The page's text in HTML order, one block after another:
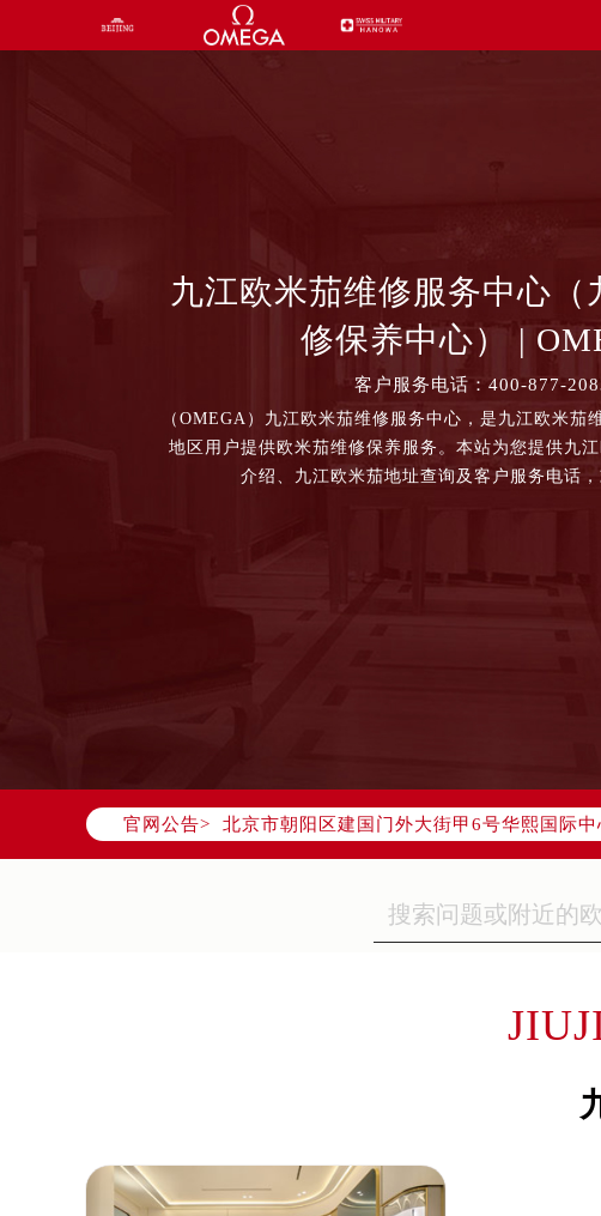
九江欧米茄维修服务中心（
修保养中心） |
客户服务电话：400-877-
（OMEGA）九江欧米茄维修服务中心，是九江欧米茄
地区用户提供欧米茄维修保养服务。本站为您提供九
介绍、九江欧米茄地址查询及客户服务电话，
官网公告>
欧米茄官方全国统一服务热线400-877-
北京市朝阳区建国门外大街甲6号华熙国际
天津市和平区赤峰道136号天津国际金融中
上海市徐汇区虹桥路3号港汇中心写字楼2座
南京市秦淮区中山南路1号（新街口）南京
扬州市邗江区国展路29号星耀天地写字楼1
盐城市盐都区世纪大道5号盐城金融城写字
泰州市海陵区永定东路399号置地商务中心
宁波市江北区大闸南路500号来福士广场办
金华市金东区东市南街777号金华万达广场